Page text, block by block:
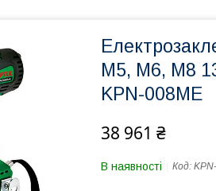
M5, M6, M8
KPN-008ME
38 961 ₴
В наявності Код: